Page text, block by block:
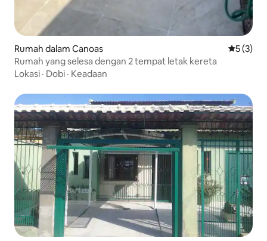
Rumah dalam Canoas
5 (3)
Rumah yang selesa dengan 2 tempat letak kereta
Lokasi · Dobi · Keadaan